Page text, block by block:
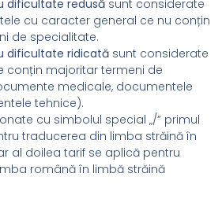
dificultate redusă sunt considerate
cu caracter general ce nu conțin
de specialitate.
dificultate ridicată sunt considerate
conțin majoritar termeni de
medicale, documentele
tehnice).
cu simbolul special „/” primul
traducerea din limba străină în
al doilea tarif se aplică pentru
română în limbă străină